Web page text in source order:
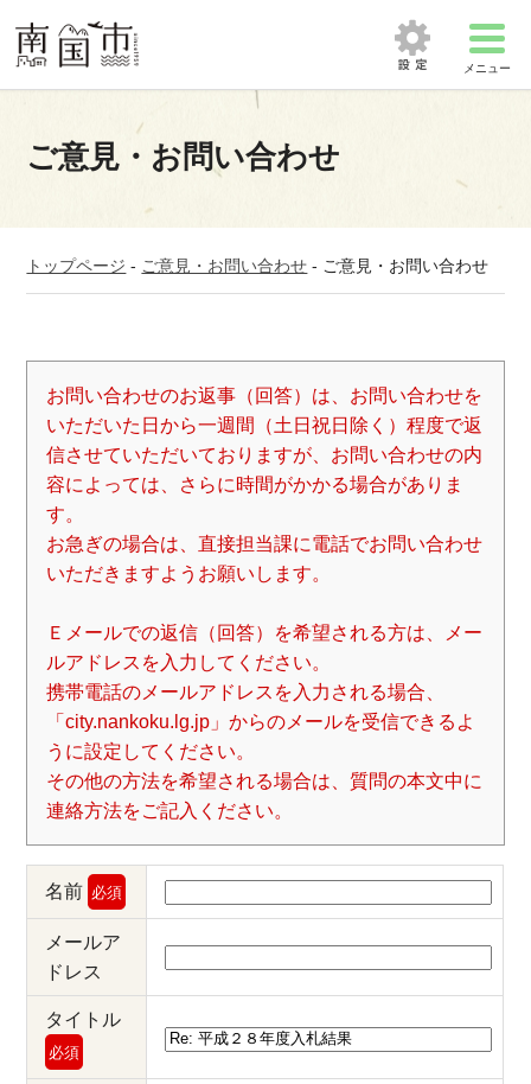
メニュー
ご意見・お問い合わせ
トップページ - ご意見・お問い合わせ - ご意見・お問い合わせ
お問い合わせのお返事（回答）は、お問い合わせを
いただいた日から一週間（土日祝日除く）程度で返
信させていただいておりますが、お問い合わせの内
容によっては、さらに時間がかかる場合がありま
す。
お急ぎの場合は、直接担当課に電話でお問い合わせ
いただきますようお願いします。
Ｅメールでの返信（回答）を希望される方は、メー
ルアドレスを入力してください。
携帯電話のメールアドレスを入力される場合、
「city.nankoku.lg.jp」からのメールを受信できるよ
うに設定してください。
その他の方法を希望される場合は、質問の本文中に
連絡方法をご記入ください。
名前 必須
メールア
ドレス
タイトル
必須